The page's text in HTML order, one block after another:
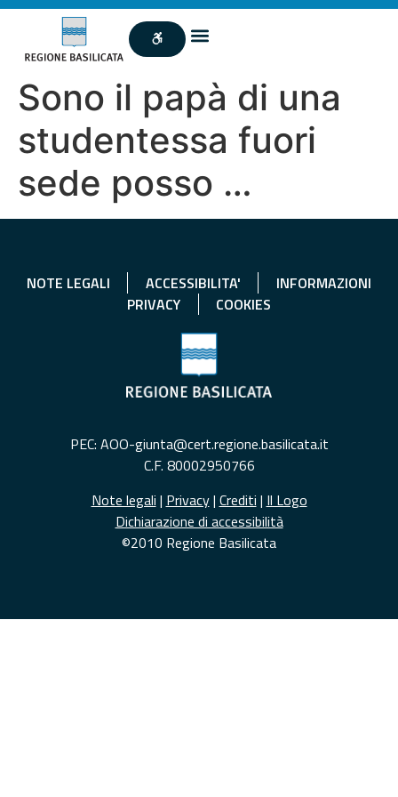
Sono il papà di una
studentessa fuori
sede posso …
NOTE LEGALI ACCESSIBILITA'
INFORMAZIONI
PRIVACY
COOKIES
PEC: AOO-giunta@cert.regione.basilicata.it
C.F. 80002950766
Note legali | Privacy| Crediti | Il Logo
Dichiarazione di accessibilità
©2010 Regione Basilicata